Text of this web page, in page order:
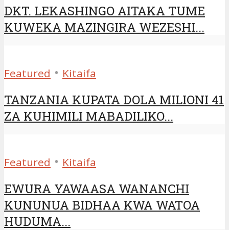
DKT. LEKASHINGO AITAKA TUME
KUWEKA MAZINGIRA WEZESHI...
Featured • Kitaifa
TANZANIA KUPATA DOLA MILIONI 41
ZA KUHIMILI MABADILIKO...
Featured • Kitaifa
EWURA YAWAASA WANANCHI
KUNUNUA BIDHAA KWA WATOA
HUDUMA...